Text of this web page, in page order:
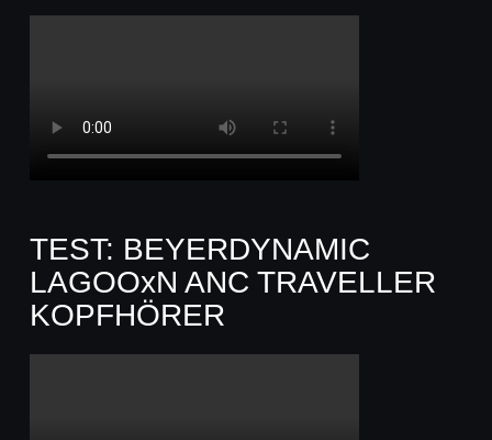
TEST: BEYERDYNAMIC
LAGOOxN ANC TRAVELLER
KOPFHÖRER